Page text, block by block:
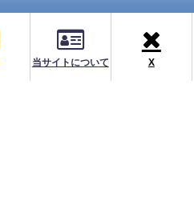
当サイトについて X